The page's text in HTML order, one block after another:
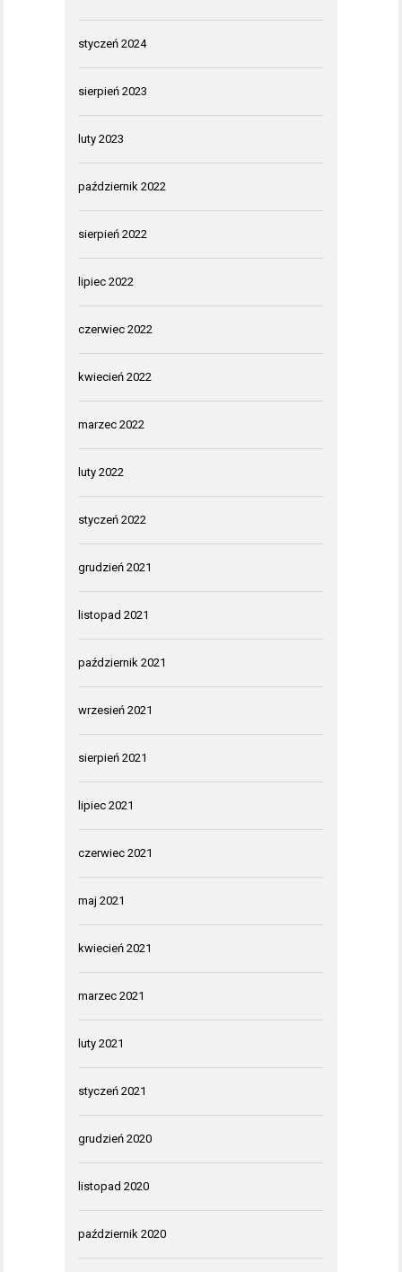
styczeń 2024
sierpień 2023
luty 2023
październik 2022
sierpień 2022
lipiec 2022
czerwiec 2022
kwiecień 2022
marzec 2022
luty 2022
styczeń 2022
grudzień 2021
listopad 2021
październik 2021
wrzesień 2021
sierpień 2021
lipiec 2021
czerwiec 2021
maj 2021
kwiecień 2021
marzec 2021
luty 2021
styczeń 2021
grudzień 2020
listopad 2020
październik 2020